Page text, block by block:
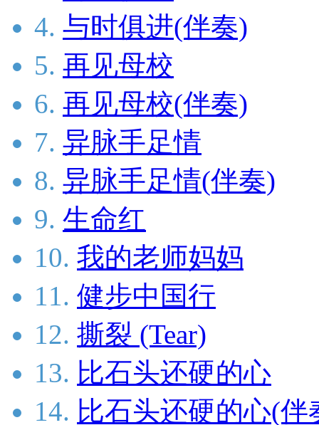
4. 与时俱进(伴奏)
5. 再见母校
6. 再见母校(伴奏)
7. 异脉手足情
8. 异脉手足情(伴奏)
9. 生命红
10. 我的老师妈妈
11. 健步中国行
12. 撕裂 (Tear)
13. 比石头还硬的心
14. 比石头还硬的心(伴